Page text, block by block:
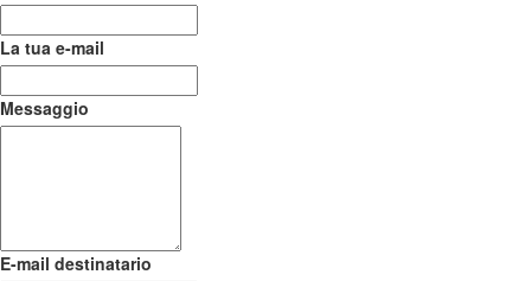
La tua e-mail
Messaggio
E-mail destinatario